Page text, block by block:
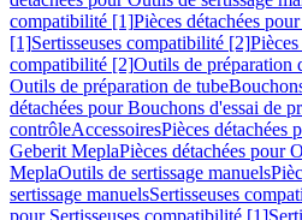
compatibilité [1]Pièces détachées
[1]Sertisseuses compatibilité [2]
compatibilité [2]Outils de préparation
Outils de préparation de tube
détachées pour Bouchons d'essai de
contrôleAccessoiresPièces détachées
Geberit MeplaPièces détachées pour
MeplaOutils de sertissage manuels
sertissage manuelsSertisseuses
pour Sertisseuses compatibilité [1]